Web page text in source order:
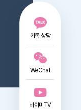
카톡 상담
WeChat
바이미TV